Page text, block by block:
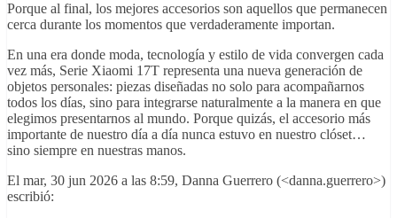
Porque al final, los mejores accesorios son aquellos que permanecen
cerca durante los momentos que verdaderamente importan.
En una era donde moda, tecnología y estilo de vida convergen cada
vez más, Serie Xiaomi 17T representa una nueva generación de
objetos personales: piezas diseñadas no solo para acompañarnos
todos los días, sino para integrarse naturalmente a la manera en que
elegimos presentarnos al mundo. Porque quizás, el accesorio más
importante de nuestro día a día nunca estuvo en nuestro clóset…
sino siempre en nuestras manos.
El mar, 30 jun 2026 a las 8:59, Danna Guerrero (<danna.guerrero>)
escribió: